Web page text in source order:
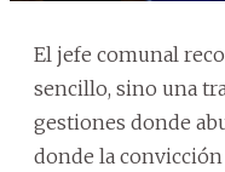
El jefe comunal
sencillo, sino una
gestiones donde
donde la